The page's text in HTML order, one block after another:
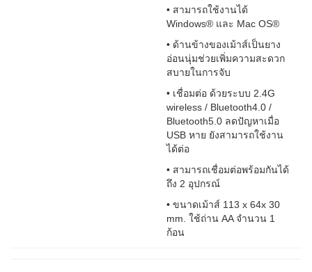
• สามารถใช้งานได้
Windows® และ Mac OS®
• ด้านข้างของเม้าส์เป็นยาง
อ่อนนุ่มช่วยเพิ่มความสะดวก
สบายในการจับ
• เชื่อมต่อ ด้วยระบบ 2.4G
wireless / Bluetooth4.0 /
Bluetooth5.0 ลดปัญหาเมื่อ
USB หาย ยังสามารถใช้งาน
ได้ต่อ
• สามารถเชื่อมต่อพร้อมกันได้
ถึง 2 อุปกรณ์
• ขนาดเม้าส์ 113 x 64x 30
mm. ใช้ถ่าน AA จำนวน 1
ก้อน